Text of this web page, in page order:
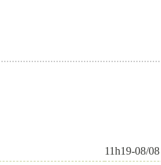
11h19-08/08